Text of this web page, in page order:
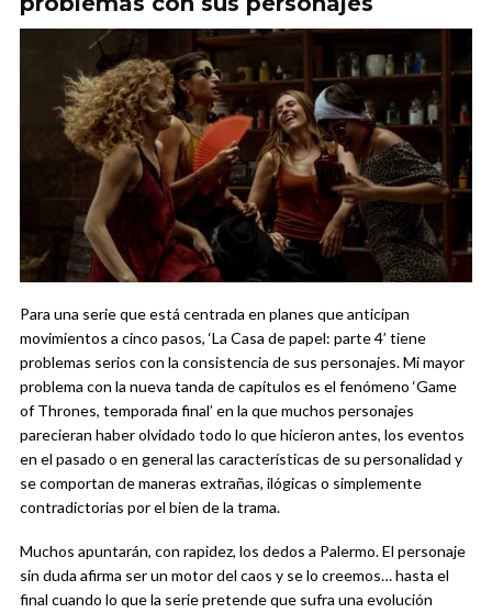
Para una serie que está centrada en planes que anticipan
movimientos a cinco pasos, ‘La Casa de papel: parte 4’ tiene
problemas serios con la consistencia de sus personajes. Mi mayor
problema con la nueva tanda de capítulos es el fenómeno ‘Game
of Thrones, temporada final’ en la que muchos personajes
parecieran haber olvidado todo lo que hicieron antes, los eventos
en el pasado o en general las características de su personalidad y
se comportan de maneras extrañas, ilógicas o simplemente
contradictorias por el bien de la trama.
Muchos apuntarán, con rapidez, los dedos a Palermo. El personaje
sin duda afirma ser un motor del caos y se lo creemos… hasta el
final cuando lo que la serie pretende que sufra una evolución